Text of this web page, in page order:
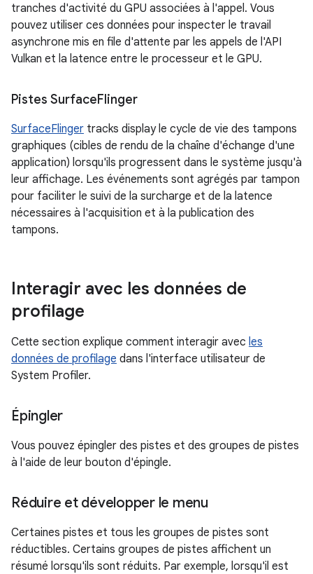
tranches d'activité du GPU associées à l'appel. Vous
pouvez utiliser ces données pour inspecter le travail
asynchrone mis en file d'attente par les appels de l'API
Vulkan et la latence entre le processeur et le GPU.
Pistes SurfaceFlinger
SurfaceFlinger tracks display le cycle de vie des tampons
graphiques (cibles de rendu de la chaîne d'échange d'une
application) lorsqu'ils progressent dans le système jusqu'à
leur affichage. Les événements sont agrégés par tampon
pour faciliter le suivi de la surcharge et de la latence
nécessaires à l'acquisition et à la publication des
tampons.
Interagir avec les données de
profilage
Cette section explique comment interagir avec les
données de profilage dans l'interface utilisateur de
System Profiler.
Épingler
Vous pouvez épingler des pistes et des groupes de pistes
à l'aide de leur bouton d'épingle.
Réduire et développer le menu
Certaines pistes et tous les groupes de pistes sont
réductibles. Certains groupes de pistes affichent un
résumé lorsqu'ils sont réduits. Par exemple, lorsqu'il est